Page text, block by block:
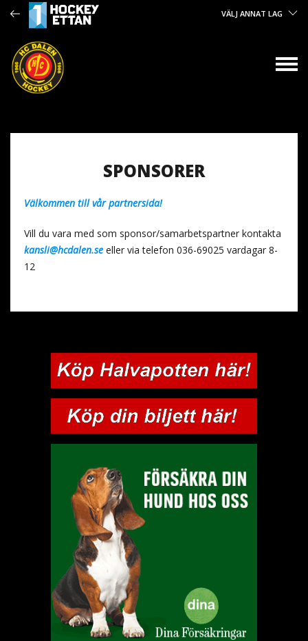
VÄLJ ANNAT LAG
SPONSORER
Välkommen till vår partnersida!
Vill du vara med som sponsor/samarbetspartner kontakta
kansli@hcdalen.se eller via telefon 036-69025 vardagar 8-
12